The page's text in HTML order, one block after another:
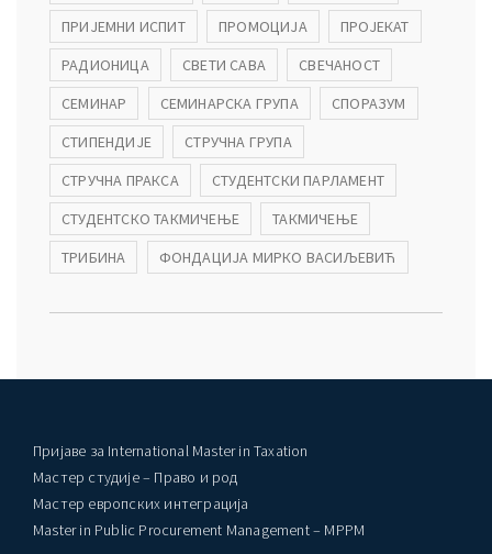
ПРИЈЕМНИ ИСПИТ
ПРОМОЦИЈА
ПРОЈЕКАТ
РАДИОНИЦА
СВЕТИ САВА
СВЕЧАНОСТ
СЕМИНАР
СЕМИНАРСКА ГРУПА
СПОРАЗУМ
СТИПЕНДИЈЕ
СТРУЧНА ГРУПА
СТРУЧНА ПРАКСА
СТУДЕНТСКИ ПАРЛАМЕНТ
СТУДЕНТСКО ТАКМИЧЕЊЕ
ТАКМИЧЕЊЕ
ТРИБИНА
ФОНДАЦИЈА МИРКО ВАСИЉЕВИЋ
Пријаве за International Master in Taxation
Мастер студије – Право и род
Мастер европских интеграција
Master in Public Procurement Management – MPPM